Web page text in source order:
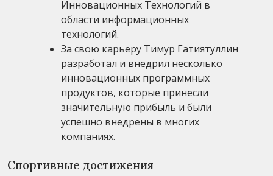
Инновационных Технологий в
области информационных
технологий.
За свою карьеру Тимур Гатиятуллин
разработал и внедрил несколько
инновационных программных
продуктов, которые принесли
значительную прибыль и были
успешно внедрены в многих
компаниях.
Спортивные достижения